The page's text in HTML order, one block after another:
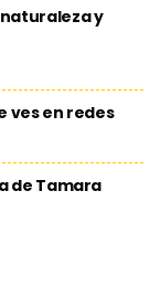
y
ves en redes
de Tamara